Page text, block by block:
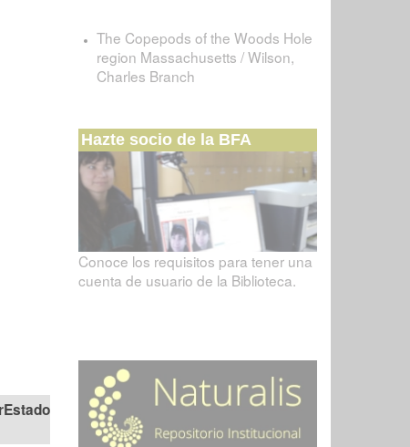
Estado
The Copepods of the Woods Hole
region Massachusetts / Wilson,
Charles Branch
Hazte socio de la BFA
Conoce los requisitos para tener una
cuenta de usuario de la Biblioteca.